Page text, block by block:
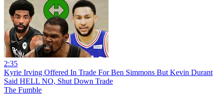
2:35
Kyrie Irving Offered In Trade For Ben Simmons But Kevin Durant
Said HELL NO, Shut Down Trade
The Fumble